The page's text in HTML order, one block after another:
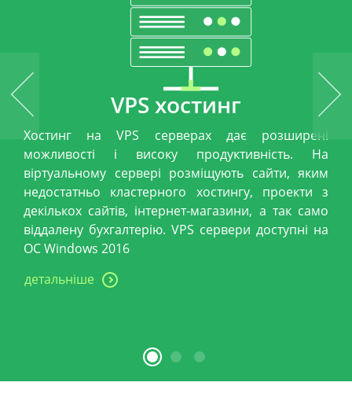
VPS хостинг
Хостинг на VPS серверах дає розширені
можливості і високу продуктивність. На
віртуальному сервері розміщують сайти, яким
недостатньо кластерного хостингу, проекти з
декількох сайтів, інтернет-магазини, а так само
віддалену бухгалтерію. VPS сервери доступні на
ОС Windows 2016
детальніше